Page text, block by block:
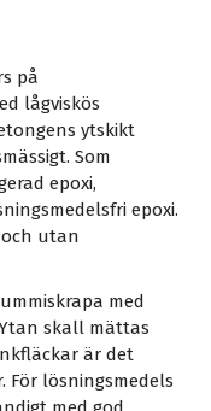
på
lågviskös
ytskikt
Som
epoxi,
epoxi.
utan
med
skall mättas
är det
lösningsmedels